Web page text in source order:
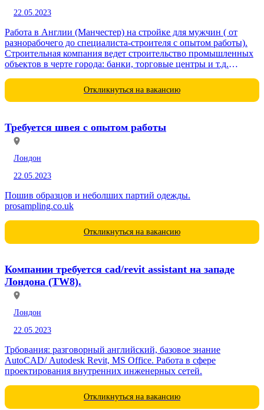
22.05.2023
Работа в Англии (Манчестер) на стройке для мужчин ( от
разнорабочего до специалиста-строителя с опытом работы).
Строительная компания ведет строительство промышленных
объектов в черте города: банки, торговые центры и т.д.
Откликнуться на вакансию
Требуется швея с опытом работы
Лондон
22.05.2023
Пошив образцов и неболших партий одежды.
prosampling.co.uk
Откликнуться на вакансию
Компании требуется cad/revit assistant на западе
Лондона (TW8).
Лондон
22.05.2023
Трбования: разговорный английский, базовое знание
AutoCAD/ Autodesk Revit, MS Office. Работа в сфере
проектирования внутренних инженерных сетей.
Откликнуться на вакансию